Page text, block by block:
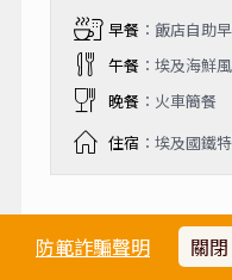
防範詐騙聲明 關閉
早餐：飯店自助
午餐：埃及海鮮
晚餐：火車簡餐
住宿 ：埃及國鐵
埃及文化豐富多彩